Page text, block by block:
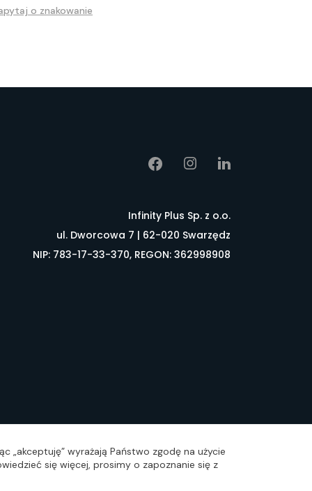
o znakowanie
Infinity Plus Sp. z o.o.
ul. Dworcowa 7 | 62-020 Swarzędz
NIP: 783-17-33-370, REGON: 362998908
„akceptuję” wyrażają Państwo zgodę na użycie
się więcej, prosimy o zapoznanie się z